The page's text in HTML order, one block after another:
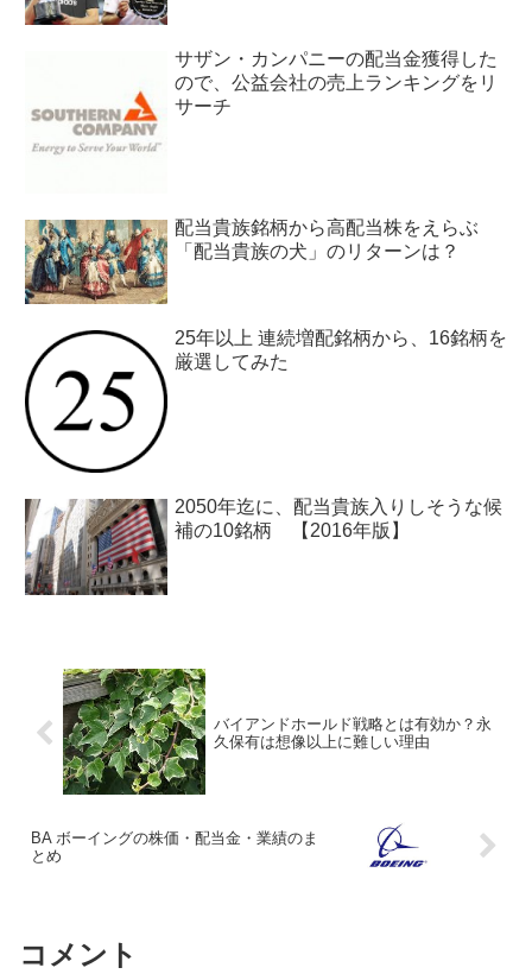
サザン・カンパニーの配当金獲得した
ので、公益会社の売上ランキングをリ
サーチ
配当貴族銘柄から高配当株をえらぶ
「配当貴族の犬」のリターンは？
25年以上 連続増配銘柄から、16銘柄を
厳選してみた
2050年迄に、配当貴族入りしそうな候
補の10銘柄 【2016年版】
バイアンドホールド戦略とは有効か？永
久保有は想像以上に難しい理由
BA ボーイングの株価・配当金・業績のま
とめ
コメント